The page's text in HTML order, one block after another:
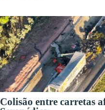
Colisão entre carretas